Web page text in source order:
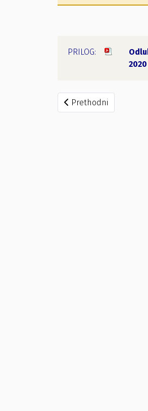
2020
Prethodni članak:
Prethodni